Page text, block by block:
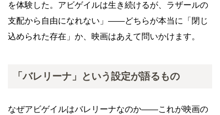
を体験した。アビゲイルは生き続けるが、ラザールの
支配から自由になれない」——どちらが本当に「閉じ
込められた存在」か、映画はあえて問いかけます。
「バレリーナ」という設定が語るもの
なぜアビゲイルはバレリーナなのか——これが映画の